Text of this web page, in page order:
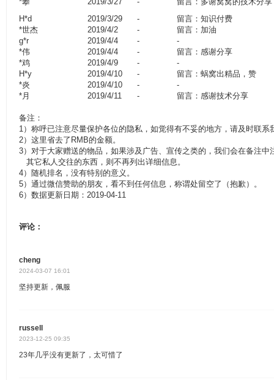
H*d
2019/3/29 -
留言：知识付费
*世杰
2019/4/2 -
留言：加油
g*r
2019/4/4 -
-
*伟
2019/4/4 -
留言：感谢分享
*鸡
2019/4/9 -
-
H*y
2019/4/10 -
留言：蜗窝出精品，赞
*炎
2019/4/10 -
-
*月
2019/4/11 - 留言：感谢技术分享
备注：
1）称呼已注意尽量保护各位的隐私，如觉得有不妥的地方，请及时联系
2）这里省去了RMB的金额。
3）对于大家赠送的物品，如果涉及广告、宣传之类的，我们会在备注中
其它私人交往的东西，则不再列出详细信息。
4）随机排名，没有特别的意义。
5）通过微信赞助的朋友，看不到任何信息，称谓处留空了（抱歉）。
6）数据更新日期：2019-04-11
评论：
cheng
2024-03-07 16:01
坚持更新，佩服
russell
2023-12-25 09:35
23年几乎没有更新了，太可惜了